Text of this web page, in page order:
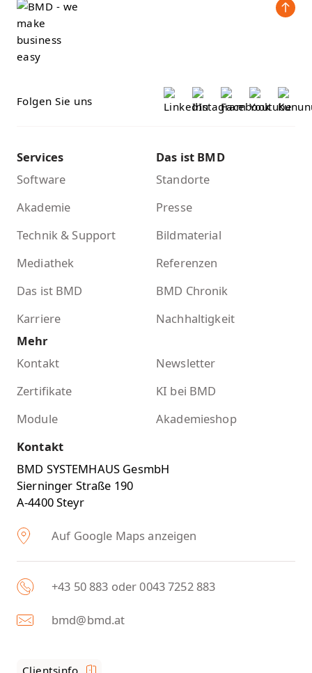
Folgen Sie uns
Services
Software
Akademie
Technik & Support
Mediathek
Das ist BMD
Karriere
Das ist BMD
Standorte
Presse
Bildmaterial
Referenzen
BMD Chronik
Nachhaltigkeit
Mehr
Kontakt
Newsletter
Zertifikate
KI bei BMD
Module
Akademieshop
Kontakt
BMD SYSTEMHAUS GesmbH
Sierninger Straße 190
A-4400 Steyr
Auf Google Maps anzeigen
+43 50 883 oder 0043 7252 883
bmd@bmd.at
Clientsinfo